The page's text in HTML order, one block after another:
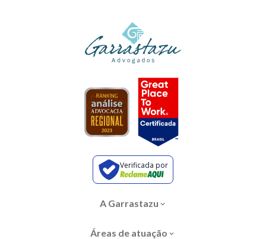
Verificada por
A Garrastazu
Áreas de atuação